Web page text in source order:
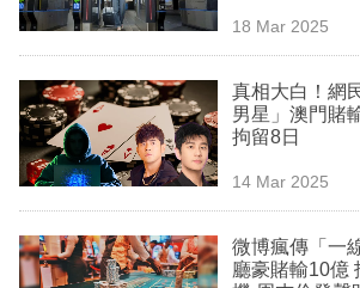
科
技
職
場
生
時
18 Mar 2025
真相大白！網
男星」澳門賭
拘留8日
14 Mar 2025
微博瘋傳「一
廳豪賭輸10億